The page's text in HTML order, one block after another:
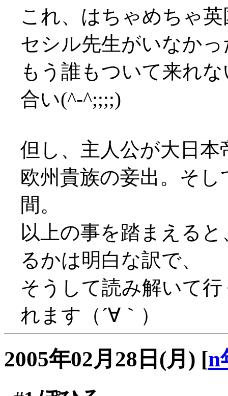
これ、はちゃめちゃ
セシル先生がいなか
もう誰もついて来れ
合い(^-^;;;;)
但し、主人公が大日
欧州貴族の妾出。そ
間。
以上の事を踏まえる
るかは明白な訳で、
そうして読み解いて
れます（´∀｀）
2005年02月28日(月) [n